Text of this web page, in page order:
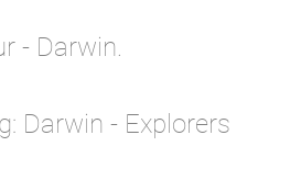
- Darwin.
Darwin - Explorers